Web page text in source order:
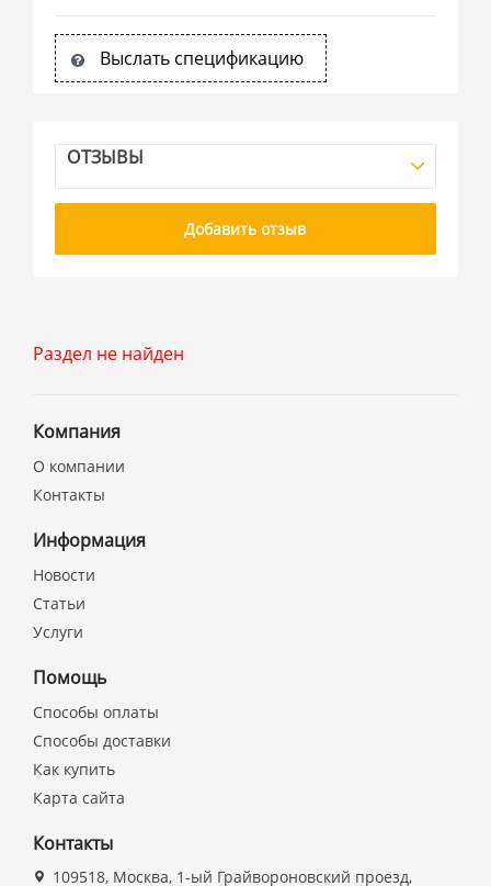
Выслать спецификацию
ОТЗЫВЫ
Добавить отзыв
Раздел не найден
Компания
О компании
Контакты
Информация
Новости
Статьи
Услуги
Помощь
Способы оплаты
Способы доставки
Как купить
Карта сайта
Контакты
109518, Москва, 1-ый Грайвороновский проезд,